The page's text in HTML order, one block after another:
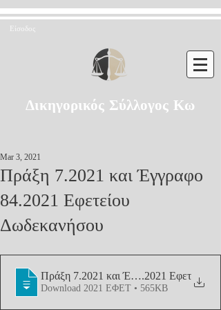
Είσοδος
Δικηγορικός Σύλλογος Κω
Πράξη 7.2021 και Έγγραφο
84.2021 Εφετείου
Δωδεκανήσου
Mar 3, 2021
Πράξη 7.2021 και Έγγραφο 84
.2021 Εφετ
Download 2021 ΕΦΕΤ • 565KB